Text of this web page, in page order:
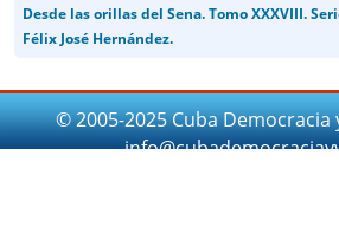
Desde las orillas del Sena. Tomo XXXVIII.
Félix José Hernández.
© 2005-2025 Cuba